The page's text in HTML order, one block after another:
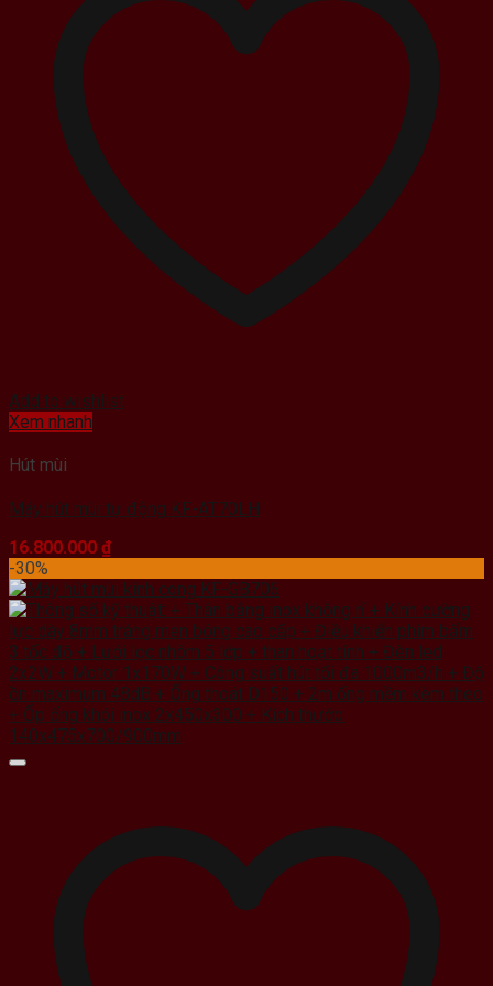
Add to wishlist
Xem nhanh
Hút mùi
Máy hút mùi tự động KF-AT70LH
16.800.000 ₫
-30%